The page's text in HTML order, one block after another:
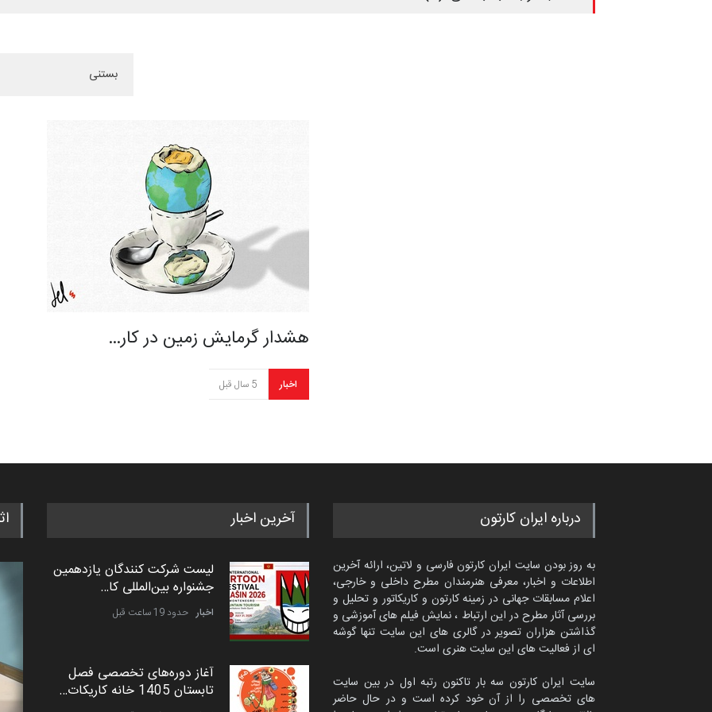
هشدار گرمایش زمین در کار…
اخبار 5 سال قبل
درباره ایران کارتون
به روز بودن سایت ایران کارتون فارسی و لاتین، ارائه آخرین
اطلاعات و اخبار، معرفی هنرمندان مطرح داخلی و خارجی،
اعلام مسابقات جهانی در زمینه کارتون و کاریکاتور و تحلیل و
بررسی آثار مطرح در این ارتباط ، نمایش فیلم های آموزشی و
گذاشتن هزاران تصویر در گالری های این سایت تنها گوشه
ای از فعالیت های این سایت هنری است.
سایت ایران کارتون سه بار تاکنون رتبه اول در بین سایت
های تخصصی را از آن خود کرده است و در حال حاضر
آخرین اخبار
لیست شرکت کنندگان یازدهمین
جشنواره بین‌المللی کا…
اخبار حدود 19 ساعت قبل
آغاز دوره‌های تخصصی فصل
تابستان 1405 خانه کاریکات…